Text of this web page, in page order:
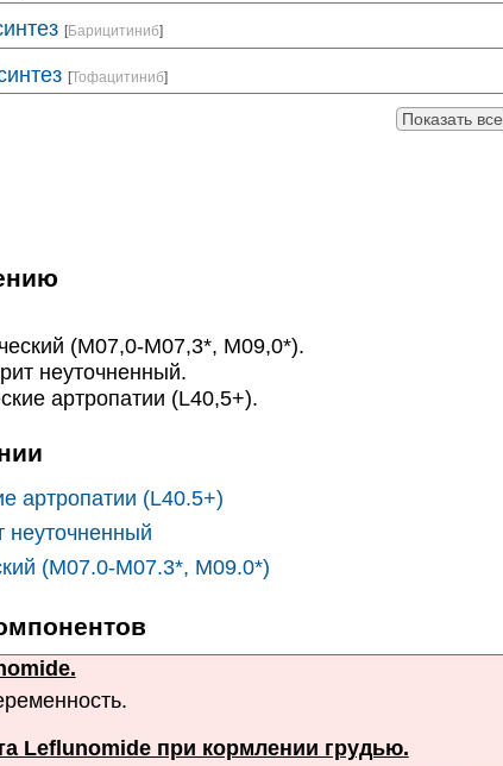
[Барицитиниб]
[Тофацитиниб]
Показать все
(M07,0-M07,3*, M09,0*).
неуточненный.
артропатии (L40,5+).
артропатии (L40.5+)
неуточненный
(M07.0-M07.3*, M09.0*)
Leflunomide при кормлении грудью.